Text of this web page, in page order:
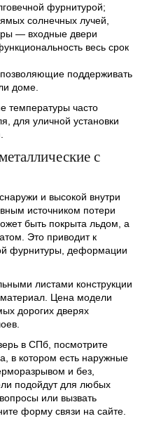
фурнитурой;
солнечных лучей,
— входные двери
весь срок
поддерживать
доме.
температуры часто
для уличной установки
с
и высокой внутри
источником потери
быть покрыта льдом, а
Это приводит к
фурнитуры, деформации
листами конструкции
Цена модели
дорогих дверях
в СПб, посмотрите
в котором есть наружные
и без,
подойдут для любых
или вызвать
форму связи на сайте.